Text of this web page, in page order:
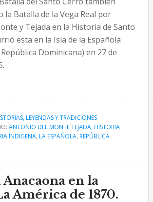
la Batalla de la Vega Real por
y Tejada en la Historia de Santo
esta en la Isla de la Española
Dominicana) en 27 de
LEYENDAS Y TRADICIONES
ANTONIO DEL MONTE TEJADA, HISTORIA
ÍNDIGENA, LA ESPAÑOLA, REPÚBLICA
en la
América de 1870.